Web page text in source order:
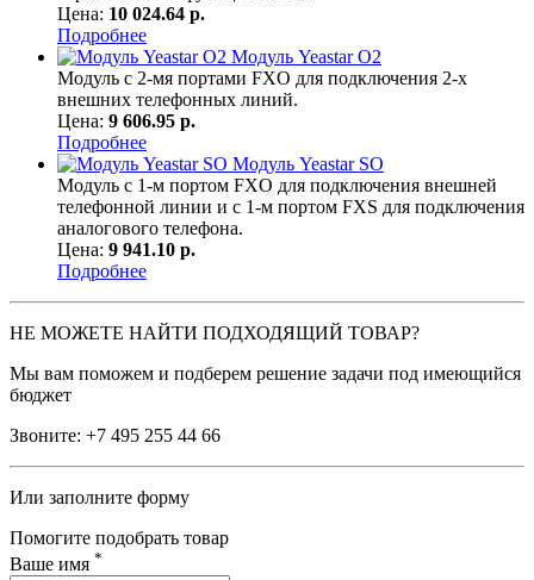
Цена: 10 024.64 р.
Подробнее
Модуль Yeastar O2
Модуль с 2-мя портами FXO для подключения 2-х
внешних телефонных линий.
Цена: 9 606.95 р.
Подробнее
Модуль Yeastar SO
Модуль с 1-м портом FXO для подключения внешней
телефонной линии и с 1-м портом FXS для подключения
аналогового телефона.
Цена: 9 941.10 р.
Подробнее
НЕ МОЖЕТЕ НАЙТИ ПОДХОДЯЩИЙ ТОВАР?
Мы вам поможем и подберем решение задачи под имеющийся
бюджет
Звоните: +7 495 255 44 66
Или заполните форму
Помогите подобрать товар
Ваше имя *